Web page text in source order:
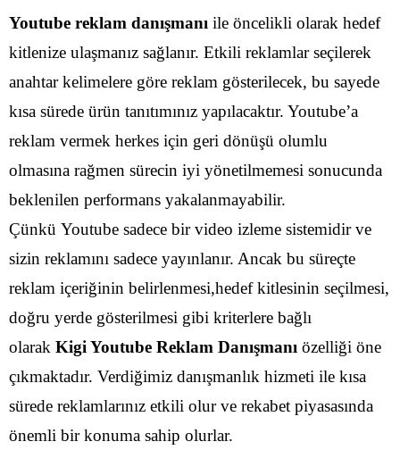
Youtube reklam danışmanı ile öncelikli olarak hedef
kitlenize ulaşmanız sağlanır. Etkili reklamlar seçilerek
anahtar kelimelere göre reklam gösterilecek, bu sayede
kısa sürede ürün tanıtımınız yapılacaktır. Youtube’a
reklam vermek herkes için geri dönüşü olumlu
olmasına rağmen sürecin iyi yönetilmemesi sonucunda
beklenilen performans yakalanmayabilir.
Çünkü Youtube sadece bir video izleme sistemidir ve
sizin reklamını sadece yayınlanır. Ancak bu süreçte
reklam içeriğinin belirlenmesi,hedef kitlesinin seçilmesi,
doğru yerde gösterilmesi gibi kriterlere bağlı
olarak Kigi Youtube Reklam Danışmanı özelliği öne
çıkmaktadır. Verdiğimiz danışmanlık hizmeti ile kısa
sürede reklamlarınız etkili olur ve rekabet piyasasında
önemli bir konuma sahip olurlar.